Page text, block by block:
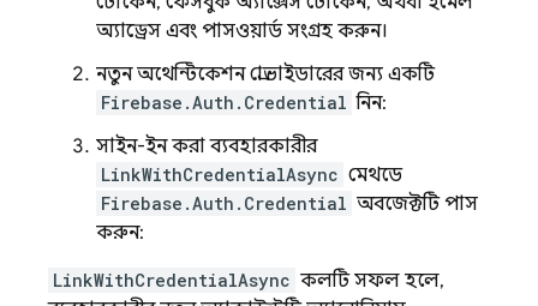
অ্যাড্রেস এবং পাসওয়ার্ড সংগ্রহ করুন।
নতুন অথেন্টিকেশন প্রোভাইডারের জন্য একটি
Firebase.Auth.Credential নিন:
সাইন-ইন করা ব্যবহারকারীর
LinkWithCredentialAsync মেথডে
Firebase.Auth.Credential অবজেক্টটি পাস
করুন:
LinkWithCredentialAsync কলটি সফল হলে,